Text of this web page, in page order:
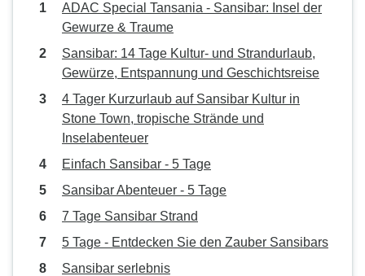
ADAC Special Tansania - Sansibar: Insel der
Gewurze & Traume
Sansibar: 14 Tage Kultur- und Strandurlaub,
Gewürze, Entspannung und Geschichtsreise
4 Tager Kurzurlaub auf Sansibar Kultur in
Stone Town, tropische Strände und
Inselabenteuer
Einfach Sansibar - 5 Tage
Sansibar Abenteuer - 5 Tage
7 Tage Sansibar Strand
5 Tage - Entdecken Sie den Zauber Sansibars
Sansibar serlebnis